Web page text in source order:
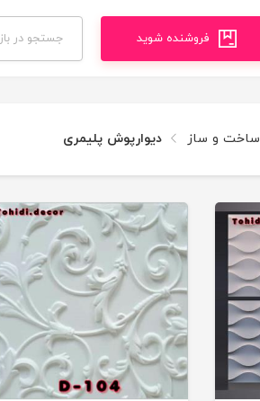
فروشنده شوید
ساخت و ساز دیوارپوش پلیمری